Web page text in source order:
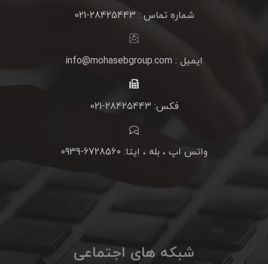
شماره تماس : 28425443-021
ایمیل : info@mohasebgroup.com
فکس: 28425443-021
واتس اپ ، بله ، ایتا: 6728560-0939
شبکه های اجتماعی